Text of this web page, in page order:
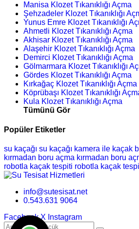
Manisa Klozet Tıkanıklığı Açma
Şehzadeler Klozet Tıkanıklığı
Yunus Emre Klozet Tıkanıklığı
Ahmetli Klozet Tıkanıklığı Açma
Akhisar Klozet Tıkanıklığı Açma
Alaşehir Klozet Tıkanıklığı Açma
Demirci Klozet Tıkanıklığı Açma
Gölmarmara Klozet Tıkanıklığı
Gördes Klozet Tıkanıklığı Açma
Kırkağaç Klozet Tıkanıklığı Açma
Köprübaşı Klozet Tıkanıklığı
Kula Klozet Tıkanıklığı Açma
Tümünü Gör
Popüler Etiketler
su kaçağı su kaçağı kamera ile kaçak
kırmadan boru açma kırmadan boru
robotla kaçak tespiti robotla kaçak
info@sutesisat.net
0.543.631 9064
Facebook X Instagram